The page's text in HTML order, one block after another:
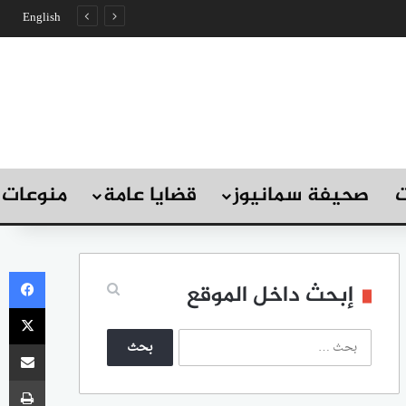
English
صحيفة سمانيوز قضايا عامة منوعات
إبحث داخل الموقع
ح